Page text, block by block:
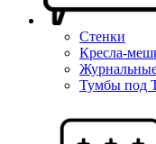
Стенки
Кресла-
Тумбы под